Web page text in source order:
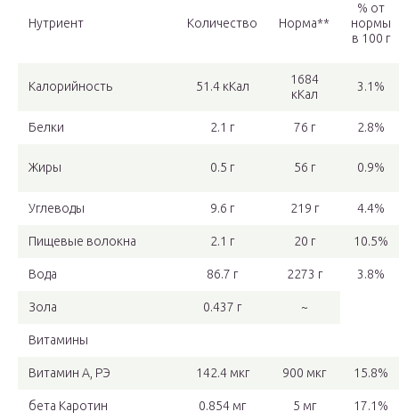
Нутриент Количество Норма**
% от
нормы
в 100 г
Калорийность 51.4 кКал
1684
кКал
3.1%
Белки 2.1 г 76 г 2.8%
Жиры 0.5 г 56 г 0.9%
Углеводы 9.6 г 219 г 4.4%
Пищевые волокна 2.1 г 20 г 10.5%
Вода 86.7 г 2273 г 3.8%
Зола 0.437 г ~
Витамины
Витамин А, РЭ 142.4 мкг 900 мкг 15.8%
бета Каротин 0.854 мг 5 мг 17.1%